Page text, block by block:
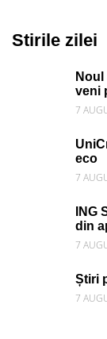
Stirile zilei
veni
7
eco
7
din
7
Știri
7